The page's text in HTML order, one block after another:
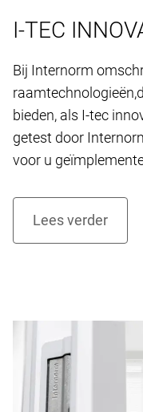
I-TEC
Bij Internorm
bieden, als I-tec
getest door
voor u